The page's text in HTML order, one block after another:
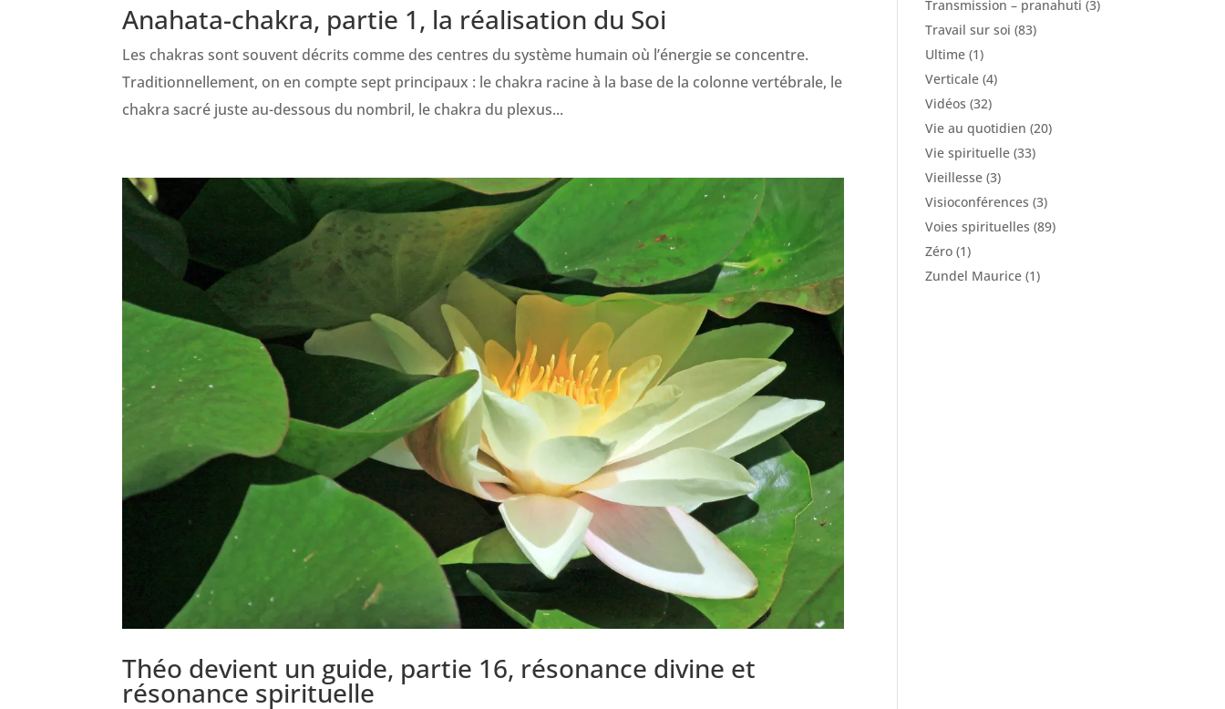
Anahata-chakra, partie 1, la réalisation du Soi
Les chakras sont souvent décrits comme des centres du système humain où l’énergie se concentre.
Traditionnellement, on en compte sept principaux : le chakra racine à la base de la colonne vertébrale, le
chakra sacré juste au-dessous du nombril, le chakra du plexus...
Théo devient un guide, partie 16, résonance divine et
résonance spirituelle
Transmission – pranahuti (3)
Travail sur soi (83)
Ultime (1)
Verticale (4)
Vidéos (32)
Vie au quotidien (20)
Vie spirituelle (33)
Vieillesse (3)
Visioconférences (3)
Voies spirituelles (89)
Zéro (1)
Zundel Maurice (1)